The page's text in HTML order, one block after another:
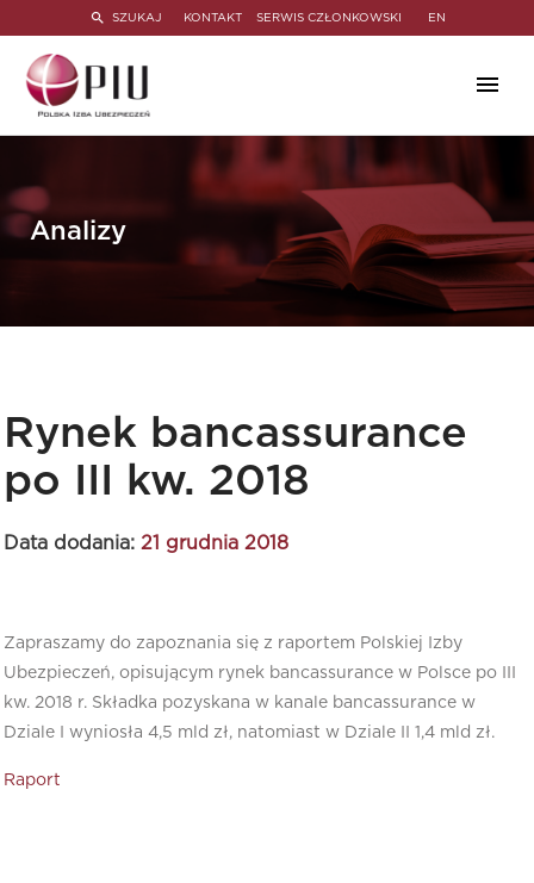
SZUKAJ KONTAKT SERWIS CZŁONKOWSKI EN
Analizy
Rynek bancassurance
po III kw. 2018
Data dodania: 21 grudnia 2018
Zapraszamy do zapoznania się z raportem Polskiej Izby
Ubezpieczeń, opisującym rynek bancassurance w Polsce po III
kw. 2018 r. Składka pozyskana w kanale bancassurance w
Dziale I wyniosła 4,5 mld zł, natomiast w Dziale II 1,4 mld zł.
Raport